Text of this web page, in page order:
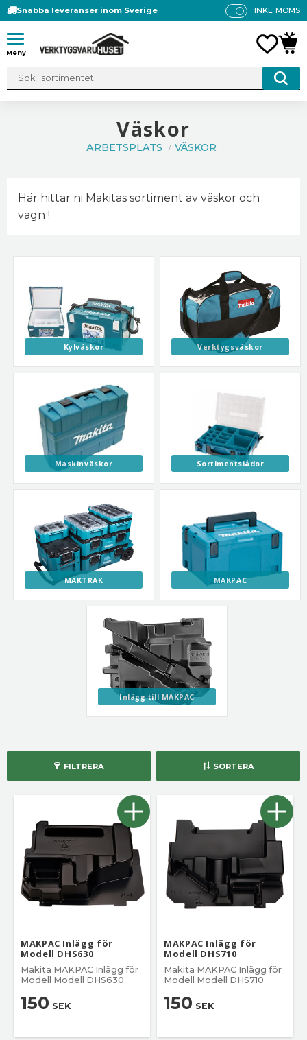
Meny
Snabba leveranser inom Sverige
P
V
INKL. MOMS
Väskor
ARBETSPLATS VÄSKOR
Här hittar ni Makitas sortiment av väskor och
vagn !
Kylväskor Verktygsväskor
Maskinväskor Sortimentslådor
MAKTRAK MAKPAC
Inlägg till MAKPAC
FILTRERA SORTERA
MAKPAC Inlägg för
Modell DHS630
Makita MAKPAC Inlägg för
Modell Modell DHS630
150 SEK
MAKPAC Inlägg för
Modell DHS710
Makita MAKPAC Inlägg för
Modell Modell DHS710
150 SEK